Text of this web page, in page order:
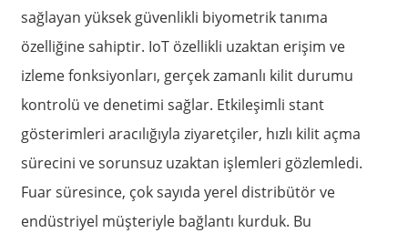
sağlayan yüksek güvenlikli biyometrik tanıma
özelliğine sahiptir. IoT özellikli uzaktan erişim ve
izleme fonksiyonları, gerçek zamanlı kilit durumu
kontrolü ve denetimi sağlar. Etkileşimli stant
gösterimleri aracılığıyla ziyaretçiler, hızlı kilit açma
sürecini ve sorunsuz uzaktan işlemleri gözlemledi.
Fuar süresince, çok sayıda yerel distribütör ve
endüstriyel müşteriyle bağlantı kurduk. Bu